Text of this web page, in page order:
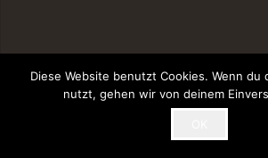
Diese Website benutzt Cookies. Wenn du
nutzt, gehen wir von deinem